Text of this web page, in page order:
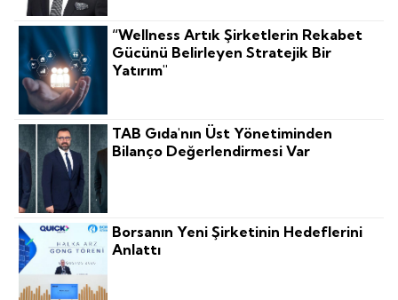
“Wellness Artık Şirketlerin Rekabet
Gücünü Belirleyen Stratejik Bir
Yatırım"
TAB Gıda'nın Üst Yönetiminden
Bilanço Değerlendirmesi Var
Borsanın Yeni Şirketinin Hedeflerini
Anlattı